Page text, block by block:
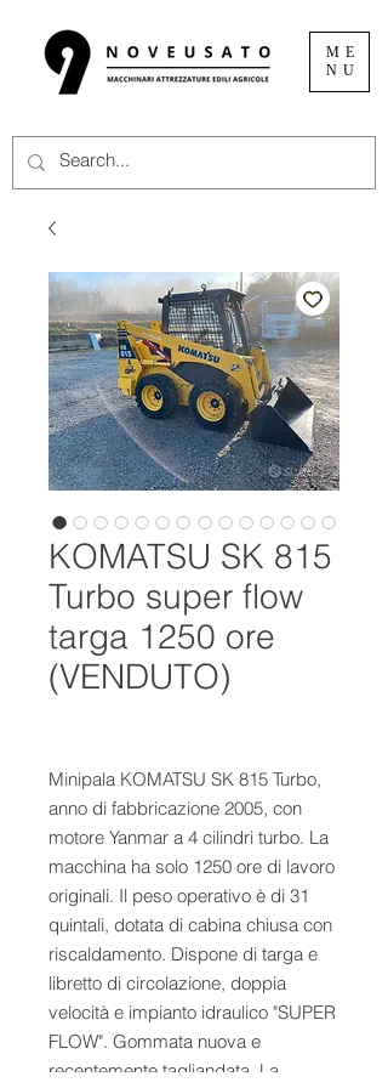
ME
NU
KOMATSU SK 815
Turbo super flow
targa 1250 ore
(VENDUTO)
Minipala KOMATSU SK 815 Turbo,
anno di fabbricazione 2005, con
motore Yanmar a 4 cilindri turbo. La
macchina ha solo 1250 ore di lavoro
originali. Il peso operativo è di 31
quintali, dotata di cabina chiusa con
riscaldamento. Dispone di targa e
libretto di circolazione, doppia
velocità e impianto idraulico "SUPER
FLOW". Gommata nuova e
recentemente tagliandata. La